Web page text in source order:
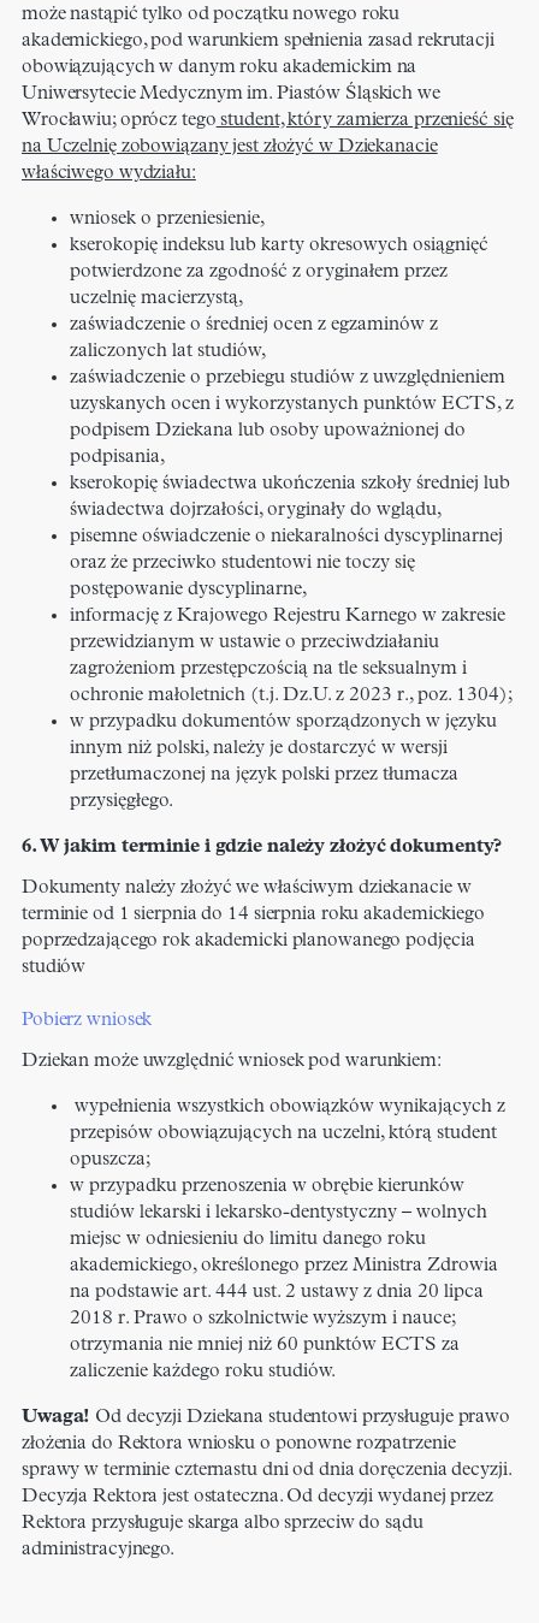
może nastąpić tylko od początku nowego roku
akademickiego, pod warunkiem spełnienia zasad rekrutacji
obowiązujących w danym roku akademickim na
Uniwersytecie Medycznym im. Piastów Śląskich we
Wrocławiu; oprócz tego student, który zamierza przenieść się
na Uczelnię zobowiązany jest złożyć w Dziekanacie
właściwego wydziału:
wniosek o przeniesienie,
kserokopię indeksu lub karty okresowych osiągnięć
potwierdzone za zgodność z oryginałem przez
uczelnię macierzystą,
zaświadczenie o średniej ocen z egzaminów z
zaliczonych lat studiów,
zaświadczenie o przebiegu studiów z uwzględnieniem
uzyskanych ocen i wykorzystanych punktów ECTS, z
podpisem Dziekana lub osoby upoważnionej do
podpisania,
kserokopię świadectwa ukończenia szkoły średniej lub
świadectwa dojrzałości, oryginały do wglądu,
pisemne oświadczenie o niekaralności dyscyplinarnej
oraz że przeciwko studentowi nie toczy się
postępowanie dyscyplinarne,
informację z Krajowego Rejestru Karnego w zakresie
przewidzianym w ustawie o przeciwdziałaniu
zagrożeniom przestępczością na tle seksualnym i
ochronie małoletnich (t.j. Dz.U. z 2023 r., poz. 1304);
w przypadku dokumentów sporządzonych w języku
innym niż polski, należy je dostarczyć w wersji
przetłumaczonej na język polski przez tłumacza
przysięgłego.
6. W jakim terminie i gdzie należy złożyć dokumenty?
Dokumenty należy złożyć we właściwym dziekanacie w
terminie od 1 sierpnia do 14 sierpnia roku akademickiego
poprzedzającego rok akademicki planowanego podjęcia
studiów
Pobierz wniosek
Dziekan może uwzględnić wniosek pod warunkiem:
wypełnienia wszystkich obowiązków wynikających z
przepisów obowiązujących na uczelni, którą student
opuszcza;
w przypadku przenoszenia w obrębie kierunków
studiów lekarski i lekarsko-dentystyczny – wolnych
miejsc w odniesieniu do limitu danego roku
akademickiego, określonego przez Ministra Zdrowia
na podstawie art. 444 ust. 2 ustawy z dnia 20 lipca
2018 r. Prawo o szkolnictwie wyższym i nauce;
otrzymania nie mniej niż 60 punktów ECTS za
zaliczenie każdego roku studiów.
Uwaga! Od decyzji Dziekana studentowi przysługuje prawo
złożenia do Rektora wniosku o ponowne rozpatrzenie
sprawy w terminie czternastu dni od dnia doręczenia decyzji.
Decyzja Rektora jest ostateczna. Od decyzji wydanej przez
Rektora przysługuje skarga albo sprzeciw do sądu
administracyjnego.